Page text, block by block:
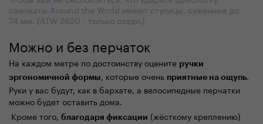
самокаты Around the World имеют ступицы, суженные до
74 мм. (ATW 2620 - только сзади.)
Можно и без перчаток
На каждом метре по достоинству оцените ручки
эргономичной формы, которые очень приятные на ощупь.
Руки у вас будут, как в бархате, а велосипедные перчатки
можно будет оставить дома.
Кроме того, благодаря фиксации (жёсткому креплению)